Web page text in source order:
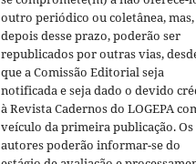
outro periódico ou coletânea, mas,
depois desse prazo, poderão ser
republicados por outras vias,
que a Comissão Editorial seja
notificada e seja dado o devido
à Revista Cadernos do LOGEPA
veículo da primeira publicação. Os
autores poderão informar-se do